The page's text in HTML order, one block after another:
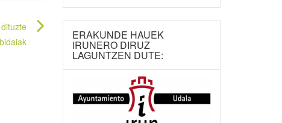
ERAKUNDE HAUEK
IRUNERO DIRUZ
LAGUNTZEN DUTE: